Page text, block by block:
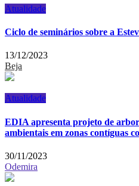
Atualidade
Ciclo de seminários sobre a
13/12/2023
Beja
Atualidade
EDIA apresenta projeto de
ambientais em zonas contíguas
30/11/2023
Odemira